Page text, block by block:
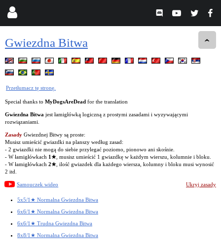
Gwiezdna Bitwa
Przetłumacz tę stronę.
Special thanks to MyDogsAreDead for the translation
Gwiezdna Bitwa jest łamigłówką logiczną z prostymi zasadami i wyzywającymi
rozwiązaniami.
Zasady Gwiezdnej Bitwy są proste:
Musisz umieścić gwiazdki na planszy według zasad:
- 2 gwiazdki nie mogą do siebie przylegać poziomo, pionowo ani skośnie.
- W łamigłówkach 1★ , musisz umieścić 1 gwiazdkę w każdym wierszu, kolumnie i bloku.
- W łamigłówkach 2★ , ilość gwiazdek dla każdego wiersza, kolumny i bloku musi wynosić
2 itd.
Samouczek wideo Ukryj zasady
5x5/1★ Normalna Gwiezdna Bitwa
6x6/1★ Normalna Gwiezdna Bitwa
6x6/1★ Trudna Gwiezdna Bitwa
8x8/1★ Normalna Gwiezdna Bitwa